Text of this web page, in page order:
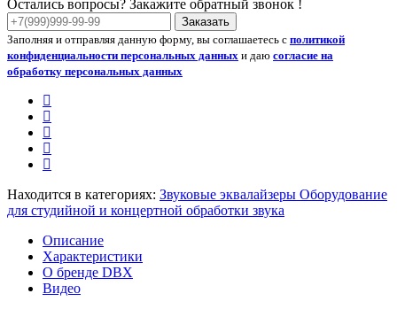
Остались вопросы? Закажите обратный звонок !
Заказать
Заполняя и отправляя данную форму, вы соглашаетесь с политикой
конфиденциальности персональных данных и даю согласие на
обработку персональных данных
Находится в категориях: Звуковые эквалайзеры Оборудование
для студийной и концертной обработки звука
Описание
Характеристики
О бренде DBX
Видео